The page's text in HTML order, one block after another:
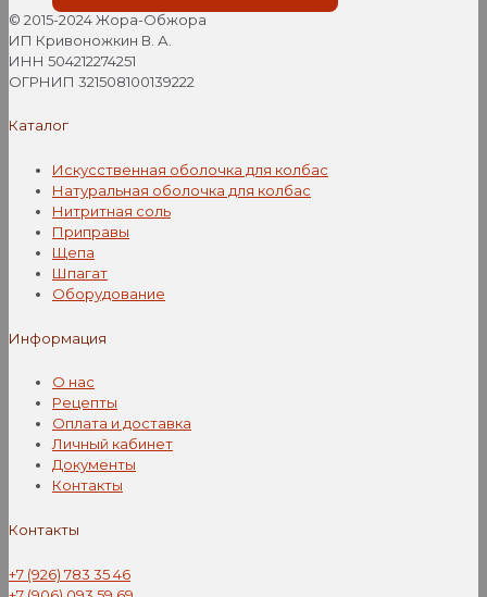
© 2015-2024 Жора-Обжора
ИП Кривоножкин В. А.
ИНН 504212274251
ОГРНИП 321508100139222
Каталог
Искусственная оболочка для колбас
Натуральная оболочка для колбас
Нитритная соль
Приправы
Щепа
Шпагат
Оборудование
Информация
О нас
Рецепты
Оплата и доставка
Личный кабинет
Документы
Контакты
Контакты
+7 (926) 783 35 46